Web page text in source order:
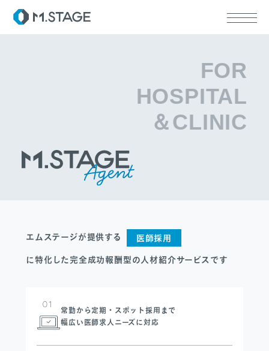
ウェルビーイング
SANPO NAVI
DR.転職なび
FOR
HOSPITAL
＆CLINIC
エムステージが提供する
医師採用
に特化した完全成功報酬型の人材紹介サービスです
01
常勤から定期・スポット採用まで
幅広い医師求人ニーズに対応